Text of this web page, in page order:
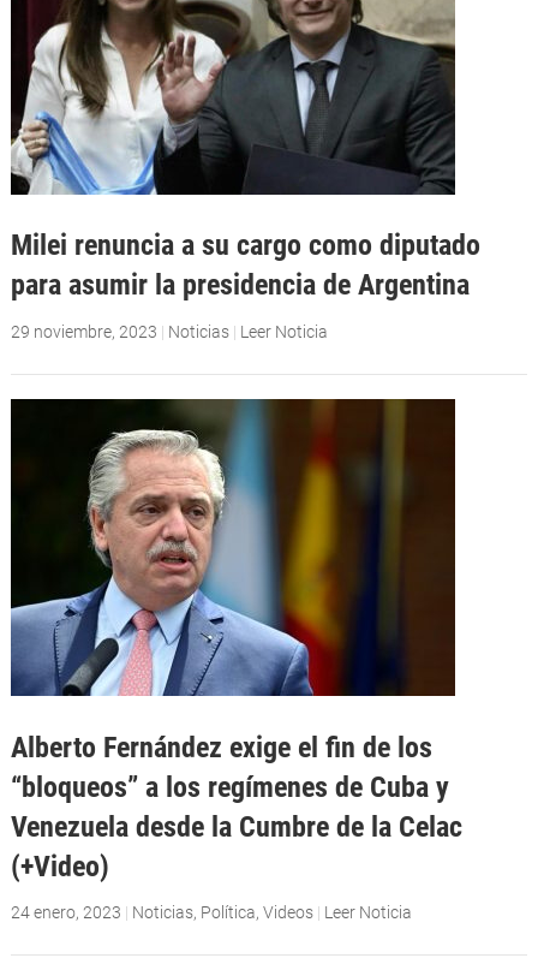
Milei renuncia a su cargo como diputado
para asumir la presidencia de Argentina
29 noviembre, 2023 | Noticias | Leer Noticia
Alberto Fernández exige el fin de los
“bloqueos” a los regímenes de Cuba y
Venezuela desde la Cumbre de la Celac
(+Video)
24 enero, 2023 | Noticias, Política, Videos | Leer Noticia